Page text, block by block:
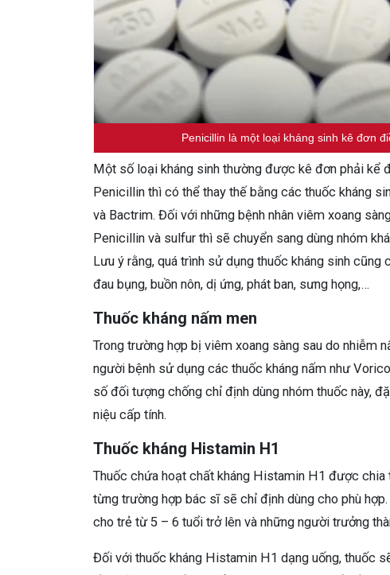
Penicillin là một loại kháng sinh kê đơn
Một số loại kháng sinh thường được kê đơn phải kể
Penicillin thì có thể thay thế bằng các thuốc kháng
và Bactrim. Đối với những bệnh nhân viêm xoang
Penicillin và sulfur thì sẽ chuyển sang dùng nhóm
Lưu ý rằng, quá trình sử dụng thuốc kháng sinh
đau bụng, buồn nôn, dị ứng, phát ban, sưng họng,…
Thuốc kháng nấm men
Trong trường hợp bị viêm xoang sàng sau do nhiễm
người bệnh sử dụng các thuốc kháng nấm như
số đối tượng chống chỉ định dùng nhóm thuốc này,
niệu cấp tính.
Thuốc kháng Histamin H1
Thuốc chứa hoạt chất kháng Histamin H1 được chia
từng trường hợp bác sĩ sẽ chỉ định dùng cho phù
cho trẻ từ 5 – 6 tuổi trở lên và những người trưởng
Đối với thuốc kháng Histamin H1 dạng uống, thuốc